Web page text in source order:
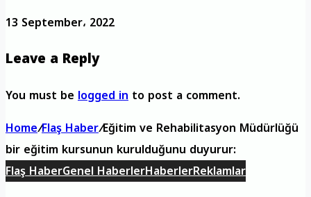
13 September، 2022
Leave a Reply
You must belogged into post a comment.
Home/Flaş Haber/Eğitim ve Rehabilitasyon Müdürlüğü
bir eğitim kursunun kurulduğunu duyurur:
Flaş HaberGenel HaberlerHaberlerReklamlar